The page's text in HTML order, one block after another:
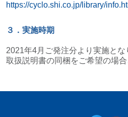
https://cyclo.shi.co.jp/library/
３．実施時期
2021年4月ご発注分より実施とな
取扱説明書の同梱をご希望の場